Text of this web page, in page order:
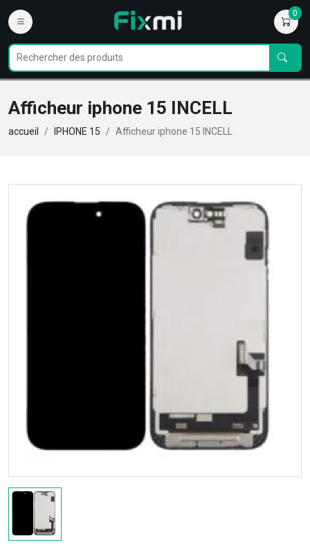
0
Afficheur iphone 15 INCELL
accueil IPHONE 15 Afficheur iphone 15 INCELL